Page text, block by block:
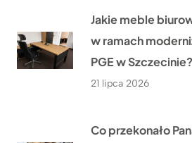
Jakie meble
w ramach
PGE w Szczecinie?
21 lipca 2026
Co przekonało